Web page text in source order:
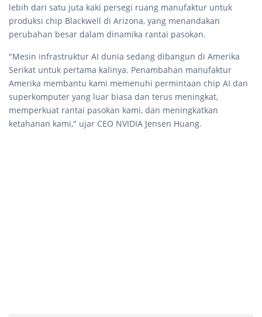
lebih dari satu juta kaki persegi ruang manufaktur untuk
produksi chip Blackwell di Arizona, yang menandakan
perubahan besar dalam dinamika rantai pasokan.
"Mesin infrastruktur AI dunia sedang dibangun di Amerika
Serikat untuk pertama kalinya. Penambahan manufaktur
Amerika membantu kami memenuhi permintaan chip AI dan
superkomputer yang luar biasa dan terus meningkat,
memperkuat rantai pasokan kami, dan meningkatkan
ketahanan kami," ujar CEO NVIDIA Jensen Huang.